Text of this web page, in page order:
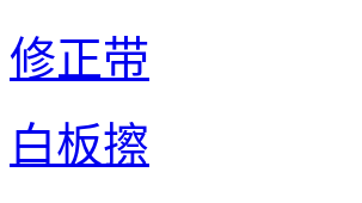
修正带
白板擦